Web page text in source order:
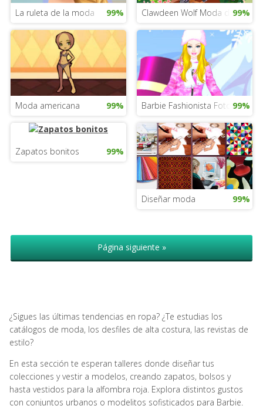
La ruleta de la moda 99% Clawdeen Wolf Moda de99%
Moda americana 99% Barbie Fashionista Fotos99%
Zapatos bonitos 99%
Diseñar moda 99%
Página siguiente »
¿Sigues las últimas tendencias en ropa? ¿Te estudias los
catálogos de moda, los desfiles de alta costura, las revistas de
estilo?
En esta sección te esperan talleres donde diseñar tus
colecciones y vestir a modelos, creando zapatos, bolsos y
hasta vestidos para la alfombra roja. Explora distintos gustos
con conjuntos urbanos o modelitos sofisticados para Barbie.